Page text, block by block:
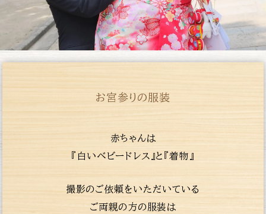
お宮参りの服装
赤ちゃんは
『白いベビードレス』と『着物』
撮影のご依頼をいただいている
ご両親の方の服装は